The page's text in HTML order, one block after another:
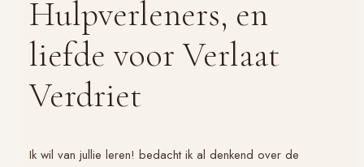
Hulpverleners, en
liefde voor Verlaat
Verdriet
Ik wil van jullie leren! bedacht ik al denkend over de